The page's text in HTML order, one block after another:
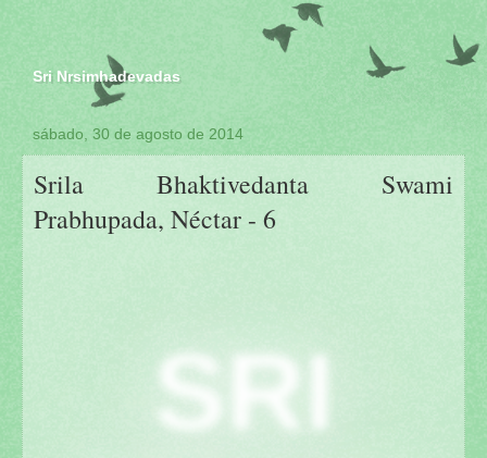
Sri Nrsimhadevadas
sábado, 30 de agosto de 2014
Srila Bhaktivedanta Swami
Prabhupada, Néctar - 6
SRI